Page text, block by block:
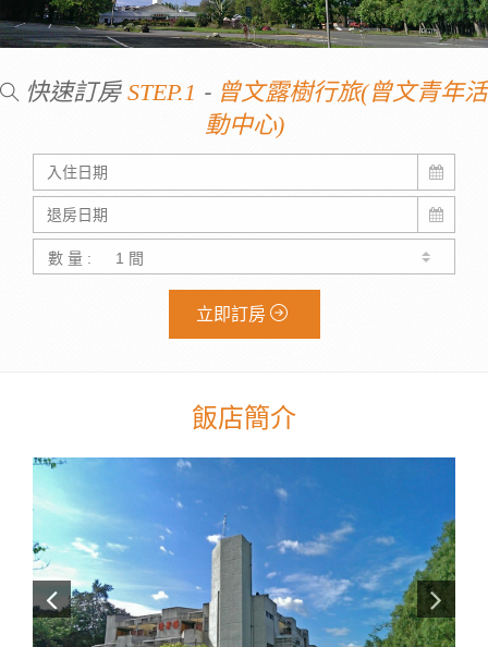
快速訂房 STEP.1 - 曾文露樹行旅(曾文青年活
動中心)
數 量 :
立即訂房
飯店簡介